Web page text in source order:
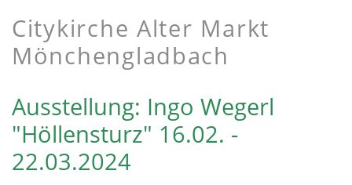
Citykirche Alter Markt
Mönchengladbach
Ausstellung: Ingo Wegerl
"Höllensturz" 16.02. -
22.03.2024